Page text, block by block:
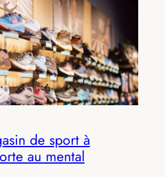
de sport à
au mental